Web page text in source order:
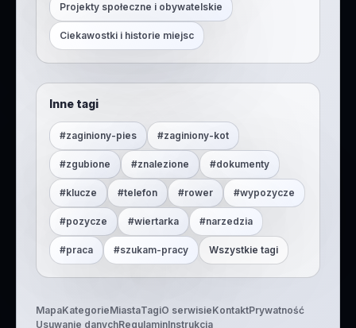
Projekty społeczne i obywatelskie
Ciekawostki i historie miejsc
Inne tagi
#zaginiony-pies #zaginiony-kot
#zgubione #znalezione #dokumenty
#klucze #telefon #rower #wypozycze
#pozycze #wiertarka #narzedzia
#praca #szukam-pracy Wszystkie tagi
MapaKategorieMiastaTagiO serwisieKontaktPrywatność
Usuwanie danychRegulaminInstrukcja